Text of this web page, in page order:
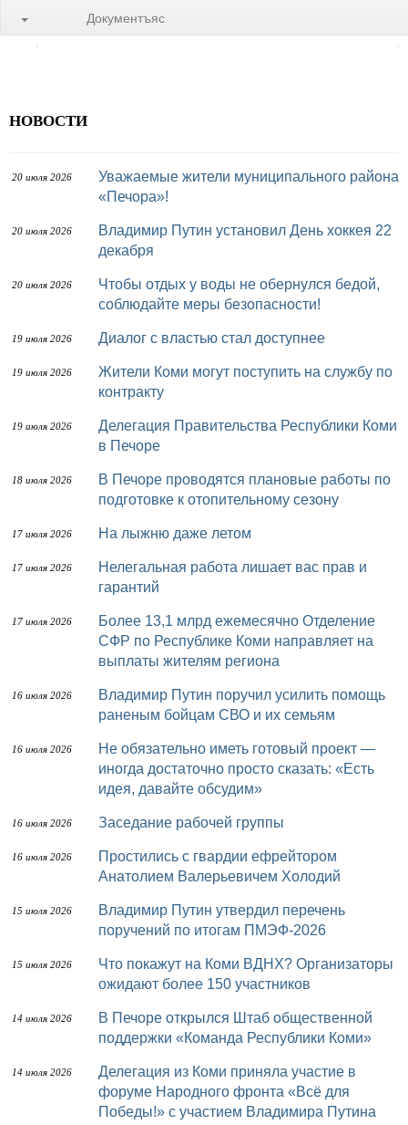
Документъяс
НОВОСТИ
20 июля 2026
Уважаемые жители муниципального района
«Печора»!
20 июля 2026
Владимир Путин установил День хоккея 22
декабря
20 июля 2026
Чтобы отдых у воды не обернулся бедой,
соблюдайте меры безопасности!
19 июля 2026 Диалог с властью стал доступнее
19 июля 2026
Жители Коми могут поступить на службу по
контракту
19 июля 2026
Делегация Правительства Республики Коми
в Печоре
18 июля 2026
В Печоре проводятся плановые работы по
подготовке к отопительному сезону
17 июля 2026 На лыжню даже летом
17 июля 2026
Нелегальная работа лишает вас прав и
гарантий
17 июля 2026
Более 13,1 млрд ежемесячно Отделение
СФР по Республике Коми направляет на
выплаты жителям региона
16 июля 2026
Владимир Путин поручил усилить помощь
раненым бойцам СВО и их семьям
16 июля 2026
Не обязательно иметь готовый проект —
иногда достаточно просто сказать: «Есть
идея, давайте обсудим»
16 июля 2026 Заседание рабочей группы
16 июля 2026
Простились с гвардии ефрейтором
Анатолием Валерьевичем Холодий
15 июля 2026
Владимир Путин утвердил перечень
поручений по итогам ПМЭФ-2026
15 июля 2026
Что покажут на Коми ВДНХ? Организаторы
ожидают более 150 участников
14 июля 2026
В Печоре открылся Штаб общественной
поддержки «Команда Республики Коми»
14 июля 2026
Делегация из Коми приняла участие в
форуме Народного фронта «Всё для
Победы!» с участием Владимира Путина